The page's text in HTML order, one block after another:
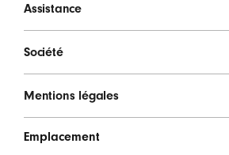
Assistance
Société
Mentions légales
Emplacement